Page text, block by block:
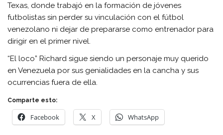
Texas, donde trabajó en la formación de jóvenes
futbolistas sin perder su vinculación con el fútbol
venezolano ni dejar de prepararse como entrenador para
dirigir en el primer nivel.
“El loco” Richard sigue siendo un personaje muy querido
en Venezuela por sus genialidades en la cancha y sus
ocurrencias fuera de ella.
Comparte esto:
Facebook X WhatsApp